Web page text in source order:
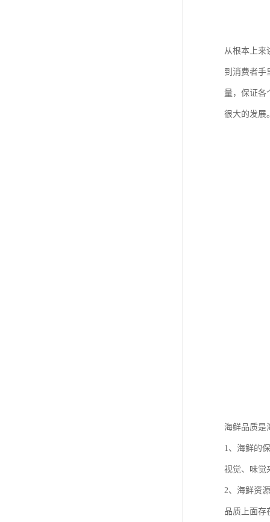
从根本上来
到消费者手
量，保证各
很大的发展
海鲜品质是
1、海鲜的
视觉、味觉
2、海鲜资
品质上面存